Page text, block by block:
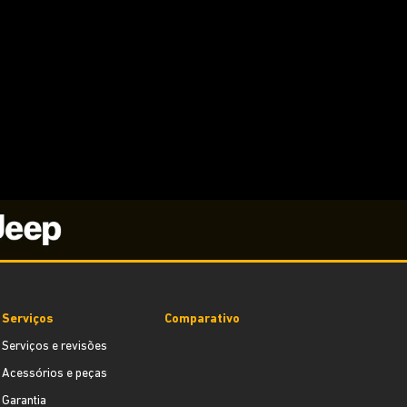
Serviços
Serviços e revisões
Acessórios e peças
Garantia
Comparativo